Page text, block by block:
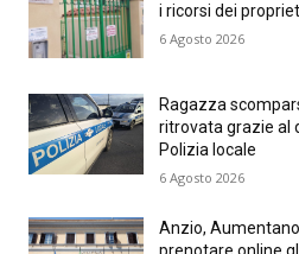
i ricorsi dei
6 Agosto 2026
Ragazza
ritrovata grazie al
Polizia locale
6 Agosto 2026
Anzio,